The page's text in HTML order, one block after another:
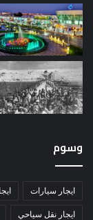
وسوم
ايجار سيارات
ايجار نقل سياحي